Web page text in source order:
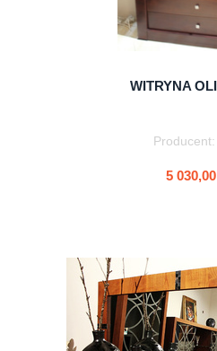
WITRYNA
Producent:
5
do